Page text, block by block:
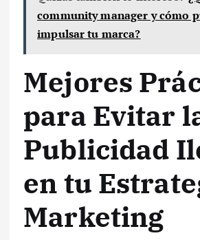
community manager y cómo
impulsar tu marca?
Mejores
para Evitar
Publicidad
en tu
Marketing